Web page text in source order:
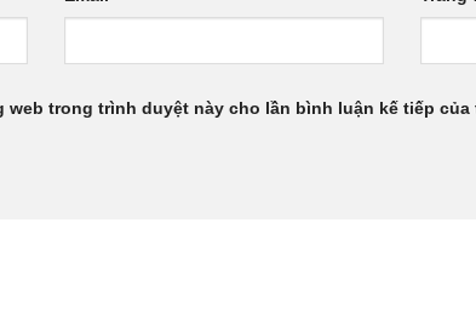
web trong trình duyệt này cho lần bình luận kế tiếp của